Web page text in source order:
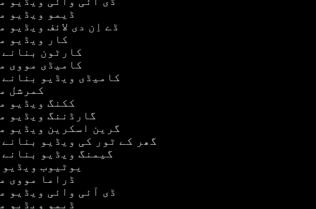
ڈیمو ویڈیو
ڈے اِن دی لائف ویڈیو
کار ویڈیو
کارٹون بنانے
کامیڈی مووی
کامیڈی ویڈیو بنانے
کمرشل
ککنگ ویڈیو
گارڈننگ ویڈیو
گرین اسکرین ویڈیو
گھر کے ٹور کی ویڈیو بنانے
گیمنگ ویڈیو بنانے
یوٹیوب
ڈراما مووی
ڈی آئی وائی ویڈیو
ڈیمو ویڈیو